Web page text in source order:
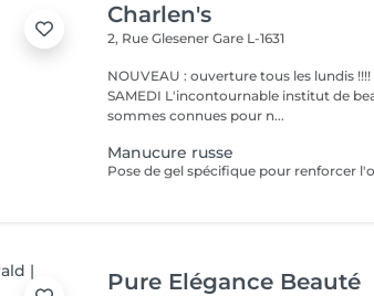
Charlen's
2, Rue GlesenerGare L-1631
NOUVEAU : ouverture tous les lundis
SAMEDI L'incontournable institut de beauté à Luxembourg. Nous
sommes connues pour n...
Manucure russe
Pose de gel spécifique pour renforcer
Pure Elégance Beauté